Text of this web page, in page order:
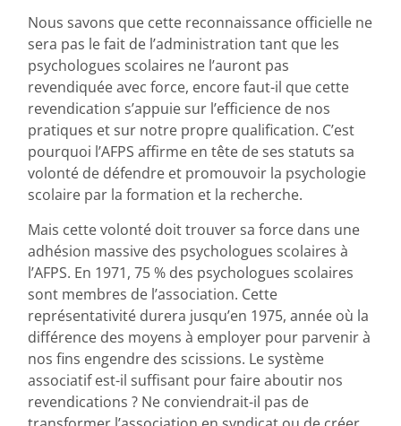
Nous savons que cette reconnaissance officielle ne
sera pas le fait de l’administration tant que les
psychologues scolaires ne l’auront pas
revendiquée avec force, encore faut-il que cette
revendication s’appuie sur l’efficience de nos
pratiques et sur notre propre qualification. C’est
pourquoi l’AFPS affirme en tête de ses statuts sa
volonté de défendre et promouvoir la psychologie
scolaire par la formation et la recherche.
Mais cette volonté doit trouver sa force dans une
adhésion massive des psychologues scolaires à
l’AFPS. En 1971, 75 % des psychologues scolaires
sont membres de l’association. Cette
représentativité durera jusqu’en 1975, année où la
différence des moyens à employer pour parvenir à
nos fins engendre des scissions. Le système
associatif est-il suffisant pour faire aboutir nos
revendications ? Ne conviendrait-il pas de